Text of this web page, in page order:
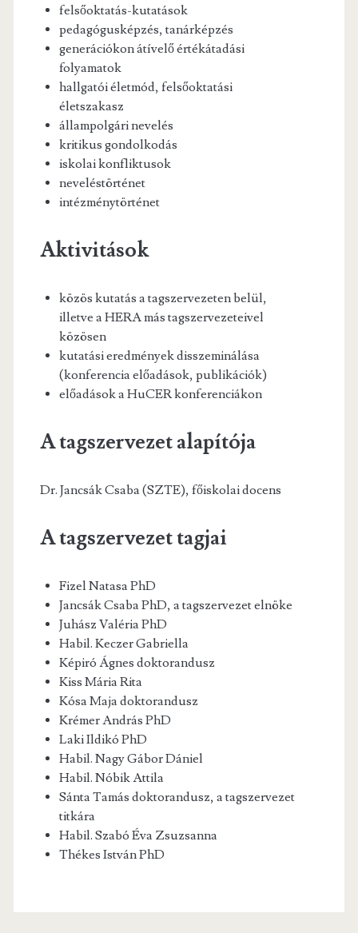
felsőoktatás-kutatások
pedagógusképzés, tanárképzés
generációkon átívelő értékátadási
folyamatok
hallgatói életmód, felsőoktatási
életszakasz
állampolgári nevelés
kritikus gondolkodás
iskolai konfliktusok
neveléstörténet
intézménytörténet
Aktivitások
közös kutatás a tagszervezeten belül,
illetve a HERA más tagszervezeteivel
közösen
kutatási eredmények disszeminálása
(konferencia előadások, publikációk)
előadások a HuCER konferenciákon
A tagszervezet alapítója
Dr. Jancsák Csaba (SZTE), főiskolai docens
A tagszervezet tagjai
Fizel Natasa PhD
Jancsák Csaba PhD, a tagszervezet elnöke
Juhász Valéria PhD
Habil. Keczer Gabriella
Képiró Ágnes doktorandusz
Kiss Mária Rita
Kósa Maja doktorandusz
Krémer András PhD
Laki Ildikó PhD
Habil. Nagy Gábor Dániel
Habil. Nóbik Attila
Sánta Tamás doktorandusz, a tagszervezet
titkára
Habil. Szabó Éva Zsuzsanna
Thékes István PhD